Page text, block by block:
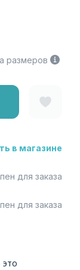
размеров
в магазине
для заказа
для заказа